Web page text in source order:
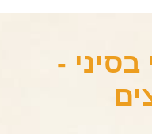
בסיני -